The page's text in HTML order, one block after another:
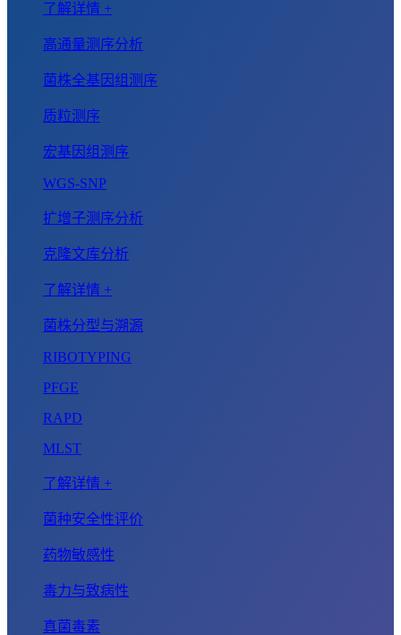
了解详情 +
高通量测序分析
菌株全基因组测序
质粒测序
宏基因组测序
WGS-SNP
扩增子测序分析
克隆文库分析
了解详情 +
菌株分型与溯源
RIBOTYPING
PFGE
RAPD
MLST
了解详情 +
菌种安全性评价
药物敏感性
毒力与致病性
真菌毒素